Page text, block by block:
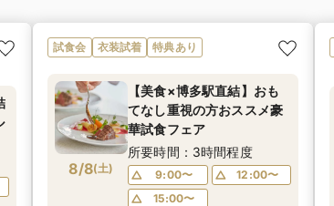
試食会 衣装試着 特典あり
8/8(土)
【美食×博多駅直結】おも
てなし重視の方おススメ豪
華試食フェア
所要時間：3時間程度
9:00〜
12:00〜
15:00〜